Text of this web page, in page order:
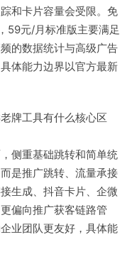
和卡片容量会受限。免
59元/月标准版主要满足
的数据统计与高级广告
体能力边界以官方最新
牌工具有什么核心区
侧重基础跳转和简单统
是推广跳转、流量承接
生成、抖音卡片、企微
偏向推广获客链路管
业团队更友好，具体能